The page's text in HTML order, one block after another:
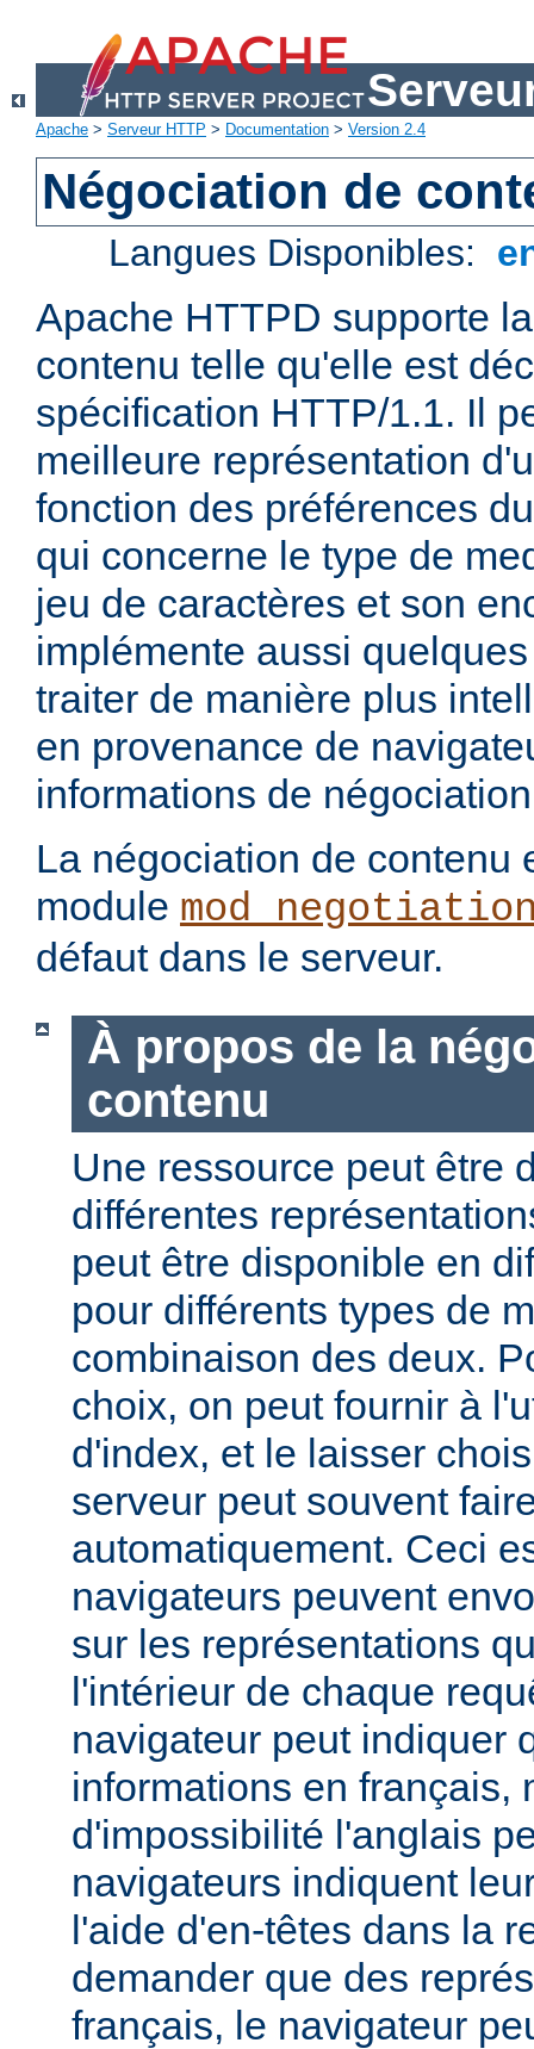
Apache > Serveur HTTP > Documentation > Version 2.4
Négociation de
Langues Disponibles:
Apache HTTPD supporte
contenu telle qu'elle est
spécification HTTP/1.1. Il
meilleure représentation
fonction des préférences
qui concerne le type de
jeu de caractères et son
implémente aussi
traiter de manière plus
en provenance de
informations de
La négociation de contenu
module
défaut dans le serveur.
À propos de la
contenu
Une ressource peut être
différentes
peut être disponible en
pour différents types de
combinaison des deux.
choix, on peut fournir à
d'index, et le laisser
serveur peut souvent
automatiquement. Ceci
navigateurs peuvent
sur les représentations
l'intérieur de chaque
navigateur peut indiquer
informations en français,
d'impossibilité l'anglais
navigateurs indiquent
l'aide d'en-têtes dans la
demander que des
français, le navigateur